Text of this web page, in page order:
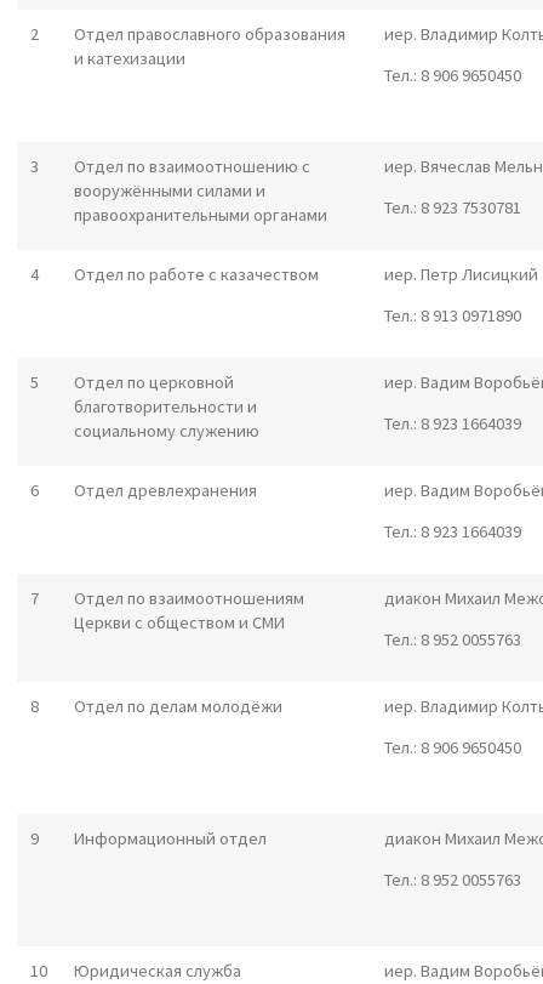
2
Отдел православного образования
и катехизации
иер. Владимир
Тел.: 8 906 9650450
3
Отдел по взаимоотношению с
вооружёнными силами и
правоохранительными органами
иер. Вячеслав
Тел.: 8 923 7530781
4 Отдел по работе с казачеством
иер. Петр Лисицкий
Тел.: 8 913 0971890
5
Отдел по церковной
благотворительности и
социальному служению
иер. Вадим
Тел.: 8 923 1664039
6 Отдел древлехранения
иер. Вадим
Тел.: 8 923 1664039
7
Отдел по взаимоотношениям
Церкви с обществом и СМИ
диакон Михаил
Тел.: 8 952 0055763
8 Отдел по делам молодёжи
иер. Владимир
Тел.: 8 906 9650450
9 Информационный отдел
диакон Михаил
Тел.: 8 952 0055763
10 Юридическая служба
иер. Вадим